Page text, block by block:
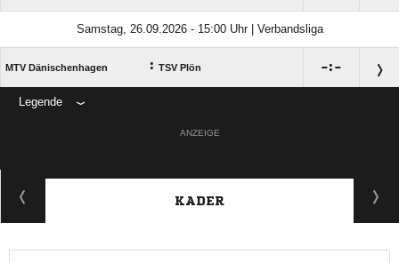
Samstag, 26.09.2026 - 15:00 Uhr | Verbandsliga
MTV Dänischenhagen : TSV Plön :
Legende
ANZEIGE
KADER